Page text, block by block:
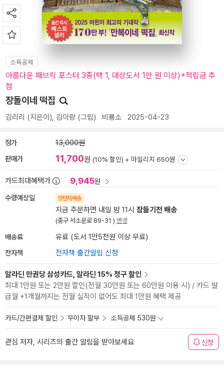
소득공제
아름다운 패브릭 포스터 3종(택 1, 대상도서 1만 원 이상)+적립금 추
첨
장돌이네 떡집
김리리 (지은이), 김이랑 (그림) 비룡소 2025-04-23
정가 13,000원
판매가 11,700원 (10% 할인) + 마일리지 650원
카드최대혜택가 9,945원
수령예상일 양탄자배송
지금 주문하면 내일 밤 11시 잠들기전 배송
(중구 서소문로 89-31 ) 변경
배송료 유료 (도서 1만5천원 이상 무료)
전자책 전자책 출간알림 신청
알라딘 만권당 삼성카드, 알라딘 15% 청구 할인
최대 1만원 또는 2만원 할인(전월 30만원 또는 60만원 이용 시) / 카드 발
급월 +1개월까지는 전월 실적이 없어도 최대 1만원 혜택 제공
카드/간편결제 할인 무이자 할부 소득공제 530원
관심 저자, 시리즈의 출간 알림을 받아보세요 신청